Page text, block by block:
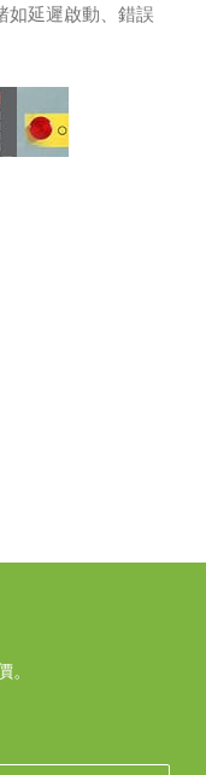
如延遲啟動、錯誤